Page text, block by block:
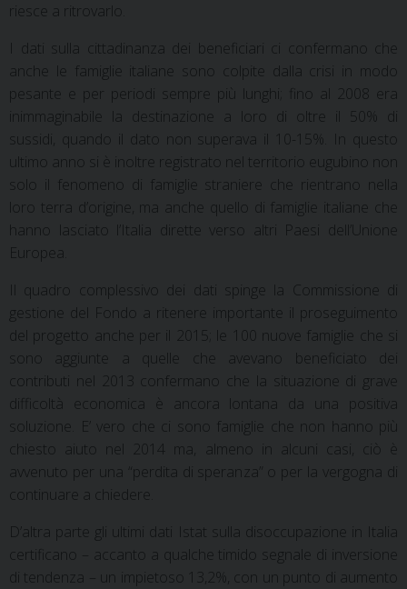
riesce a ritrovarlo.
I dati sulla cittadinanza dei beneficiari ci confermano che
anche le famiglie italiane sono colpite dalla crisi in modo
pesante e per periodi sempre più lunghi; fino al 2008 era
inimmaginabile la destinazione a loro di oltre il 50% di
sussidi, quando il dato non superava il 10-15%. In questo
ultimo anno si è inoltre registrato nel territorio eugubino non
solo il fenomeno di famiglie straniere che rientrano nella
loro terra d’origine, ma anche quello di famiglie italiane che
hanno lasciato l’Italia dirette verso altri Paesi dell’Unione
Europea.
Il quadro complessivo dei dati spinge la Commissione di
gestione del Fondo a ritenere importante il proseguimento
del progetto anche per il 2015; le 100 nuove famiglie che si
sono aggiunte a quelle che avevano beneficiato dei
contributi nel 2013 confermano che la situazione di grave
difficoltà economica è ancora lontana da una positiva
soluzione. E’ vero che ci sono famiglie che non hanno più
chiesto aiuto nel 2014 ma, almeno in alcuni casi, ciò è
avvenuto per una “perdita di speranza” o per la vergogna di
continuare a chiedere.
D’altra parte gli ultimi dati Istat sulla disoccupazione in Italia
certificano – accanto a qualche timido segnale di inversione
di tendenza – un impietoso 13,2%, con un punto di aumento